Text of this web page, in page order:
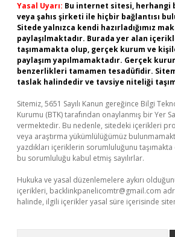
Yasal Uyarı: Bu internet sitesi, herhangi
veya şahıs şirketi ile hiçbir bağlantısı
Sitede yalnızca kendi hazırladığımız
paylaşılmaktadır. Burada yer alan
taşımamakta olup, gerçek kurum ve
paylaşım yapılmamaktadır. Gerçek
benzerlikleri tamamen tesadüfidir.
taslak halindedir ve tavsiye niteliği
Sitemiz, 5651 Sayılı Kanun gereğince Bilgi
Kurumu (BTK) tarafından onaylanmış bir Yer
vermektedir. Bu nedenle, sitedeki içerikleri
veya araştırma yükümlülüğümüz
yazdıkları içeriklerin sorumluluğunu
bu sorumluluğu kabul etmiş sayılırlar.
Hukuka ve yasal düzenlemelere aykırı
içerikleri, backlinkpanelicomtr@gmail.com
halinde, ilgili içerikler yasal süre içerisinde